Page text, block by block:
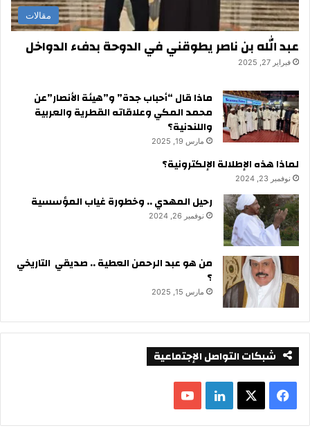
مقالات
عبد الله بن ناصر يطوقني في الدوحة بدفء الدواخل
فبراير 27, 2025
ماذا قال “أحباب جدة” و”هيئة الأنصار”عن
محمد المكي وعلاقاته القطرية والعربية
واللندنية؟
مارس 19, 2025
لماذا هذه الإطلالة الإلكترونية؟
نوفمبر 23, 2024
رحيل المهدي .. وخطورة غياب المؤسسية
نوفمبر 26, 2024
من هو عبد الرحمن العطية .. صديقي التاريخي
؟
مارس 15, 2025
شبكات التواصل الإجتماعية
ي
X
ي
Y